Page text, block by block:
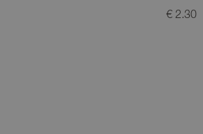
€ 2.30